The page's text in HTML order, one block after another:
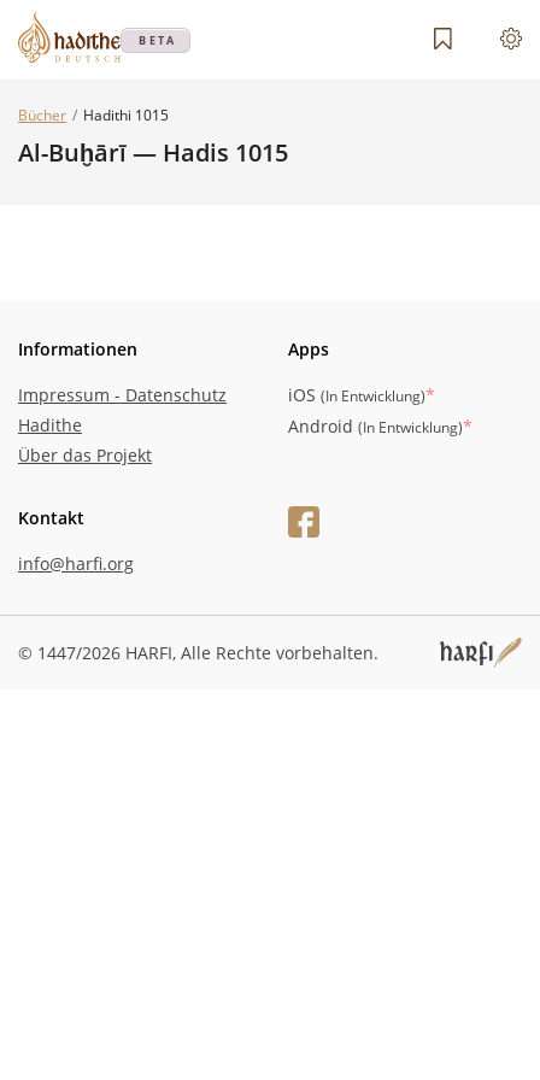
BETA
Bücher Hadithi 1015
Al-Buḫārī — Hadis 1015
Informationen
Impressum - Datenschutz
Hadithe
Über das Projekt
Apps
iOS (In Entwicklung)*
Android (In Entwicklung)*
Kontakt
info@harfi.org
© 1447/2026 HARFI, Alle Rechte vorbehalten.